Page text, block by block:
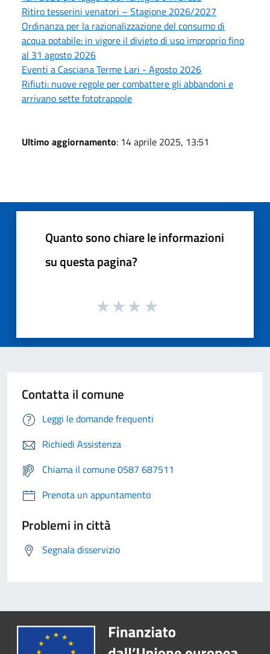
Ritiro tesserini venatori – Stagione 2026/2027
Ordinanza per la razionalizzazione del consumo di
acqua potabile: in vigore il divieto di uso improprio fino
al 31 agosto 2026
Eventi a Casciana Terme Lari - Agosto 2026
Rifiuti: nuove regole per combattere gli abbandoni e
arrivano sette fototrappole
Ultimo aggiornamento: 14 aprile 2025, 13:51
Quanto sono chiare le informazioni
su questa pagina?
Contatta il comune
Leggi le domande frequenti
Richiedi Assistenza
Chiama il comune 0587 687511
Prenota un appuntamento
Problemi in città
Segnala disservizio